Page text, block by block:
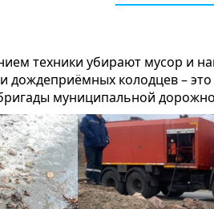
техники убирают мусор и
дождеприёмных колодцев –
муниципальной